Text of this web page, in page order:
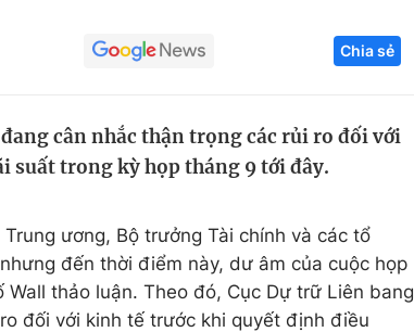
Học trực tuyến
Công nghệ
Sản phẩm
Tư vấn
Chia sẻ
cân nhắc thận trọng các rủi ro đối với
suất trong kỳ họp tháng 9 tới đây.
ương, Bộ trưởng Tài chính và các tổ
đến thời điểm này, dư âm của cuộc họp
thảo luận. Theo đó, Cục Dự trữ Liên bang
đối với kinh tế trước khi quyết định điều